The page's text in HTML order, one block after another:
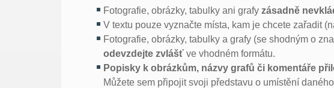
Fotografie, obrázky, tabulky ani grafyzásadně
V textu pouze vyznačte místa, kam je chcete zařadit
Fotografie, obrázky, tabulky a grafy (se shodným o
odevzdejte zvlášť ve vhodném formátu.
Popisky k obrázkům, názvy grafů či komentáře
Můžete sem připojit svoji představu o umístění